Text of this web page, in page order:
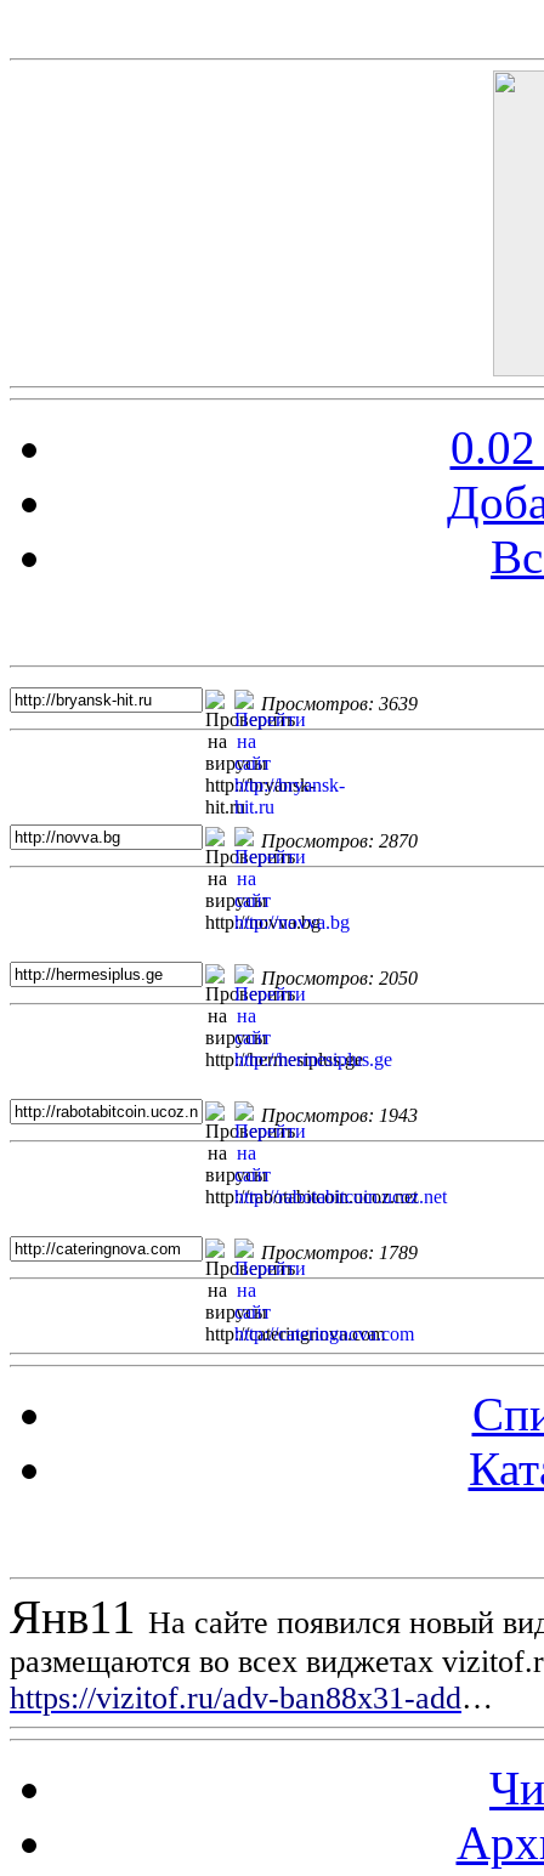
Просмотров: 3639
Просмотров: 2870
Просмотров: 2050
Просмотров: 1943
Просмотров: 1789
Янв11 На сайте появился новый
размещаются во всех виджетах
https://vizitof.ru/adv-ban88x31-add…